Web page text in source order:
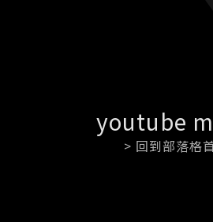
youtube
> 回到部落格